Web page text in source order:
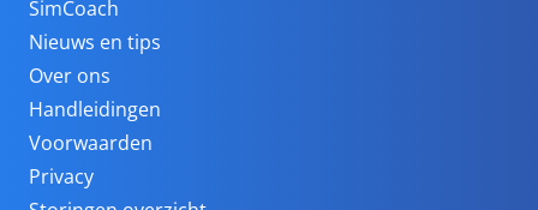
SimCoach
Nieuws en tips
Over ons
Handleidingen
Voorwaarden
Privacy